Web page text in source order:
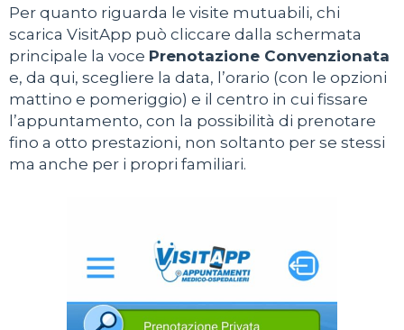
Per quanto riguarda le visite mutuabili, chi
scarica VisitApp può cliccare dalla schermata
principale la voce Prenotazione Convenzionata
e, da qui, scegliere la data, l’orario (con le opzioni
mattino e pomeriggio) e il centro in cui fissare
l’appuntamento, con la possibilità di prenotare
fino a otto prestazioni, non soltanto per se stessi
ma anche per i propri familiari.